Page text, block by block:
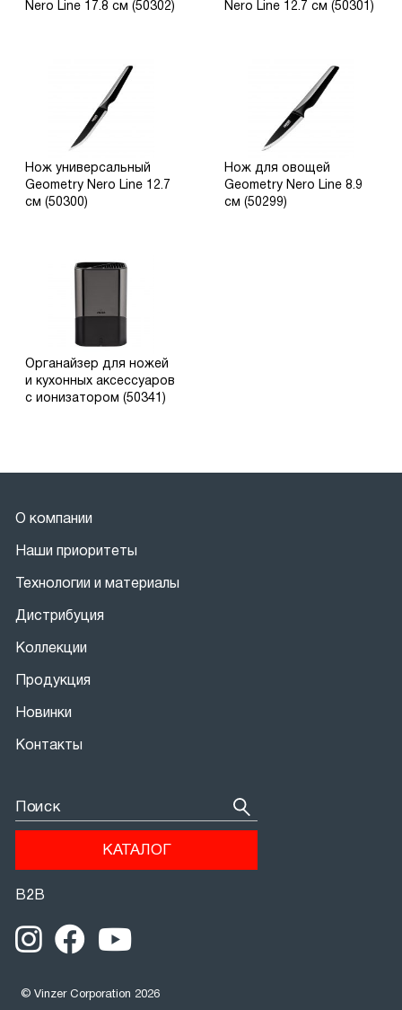
Nero Line 17.8 см (50302)
Nero Line 12.7 см (50301)
Нож универсальный
Geometry Nero Line 12.7
см (50300)
Нож для овощей
Geometry Nero Line 8.9
см (50299)
Органайзер для ножей
и кухонных аксессуаров
с ионизатором (50341)
О компании
Наши приоритеты
Технологии и материалы
Дистрибуция
Коллекции
Продукция
Новинки
Контакты
Поиск
КАТАЛОГ
В2В
© Vinzer Corporation 2026